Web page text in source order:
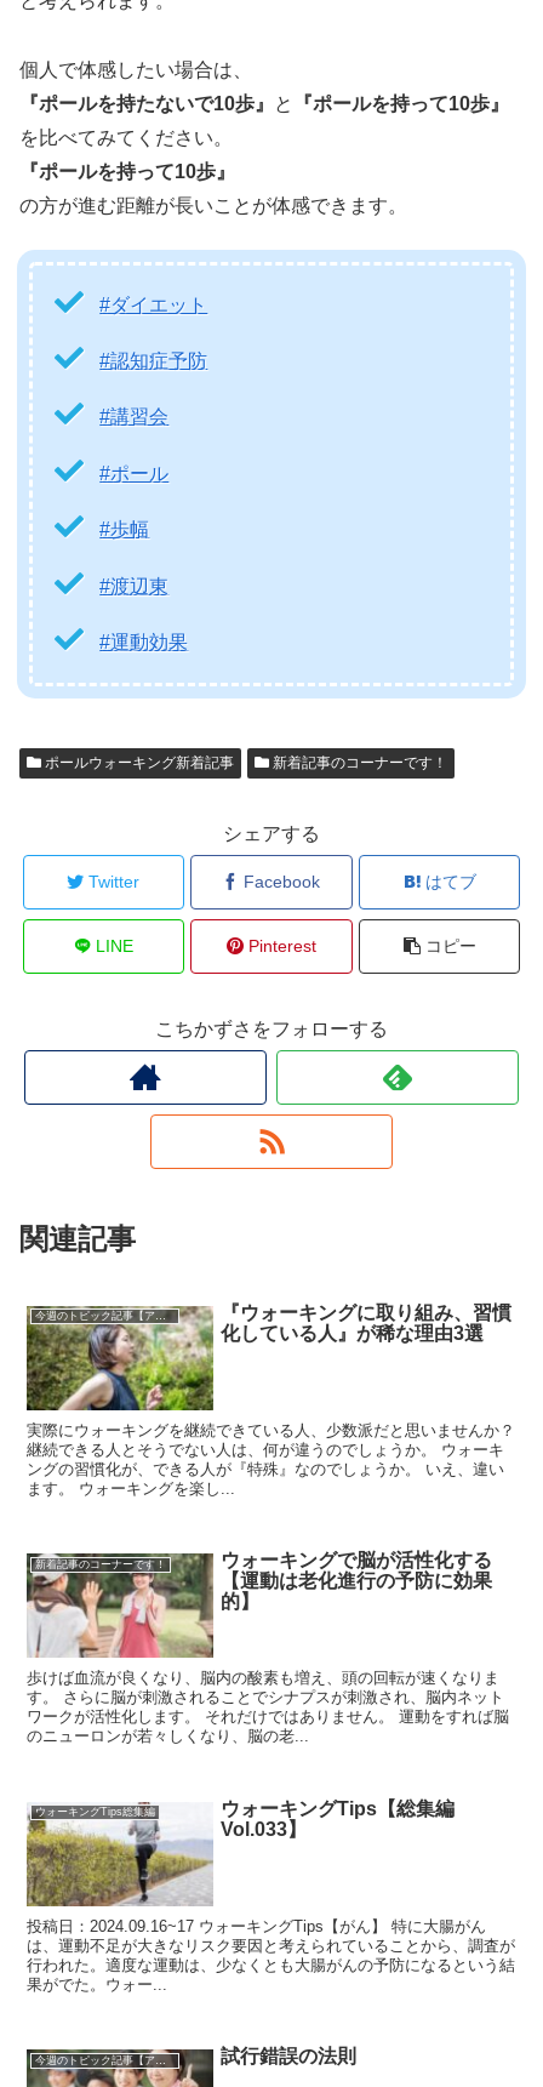
個人で体感したい場合は、
『ポールを持たないで10歩』
と
『ポールを持って10歩』
を比べてみてください。
『ポールを持って10歩』
の方が進む距離が長いことが体感できます。
#ダイエット
#認知症予防
#講習会
#ポール
#歩幅
#渡辺東
#運動効果
ポールウォーキング新着記事 新着記事のコーナーです！
シェアする
Twitter Facebook はてブ
LINE Pinterest コピー
こちかずさをフォローする
関連記事
今週のトピック記事【アーカイブ】
『ウォーキングに取り組み、習慣
化している人』が稀な理由3選
実際にウォーキングを継続できている人、少数派だと思いませんか？
継続できる人とそうでない人は、何が違うのでしょうか。 ウォーキ
ングの習慣化が、できる人が『特殊』なのでしょうか。 いえ、違い
ます。 ウォーキングを楽し...
新着記事のコーナーです！
ウォーキングで脳が活性化する
【運動は老化進行の予防に効果
的】
歩けば血流が良くなり、脳内の酸素も増え、頭の回転が速くなりま
す。 さらに脳が刺激されることでシナプスが刺激され、脳内ネット
ワークが活性化します。 それだけではありません。 運動をすれば脳
のニューロンが若々しくなり、脳の老...
ウォーキングTips総集編
ウォーキングTips【総集編
Vol.033】
投稿日：2024.09.16~17 ウォーキングTips【がん】 特に大腸がん
は、運動不足が大きなリスク要因と考えられていることから、調査が
行われた。適度な運動は、少なくとも大腸がんの予防になるという結
果がでた。ウォー...
今週のトピック記事【アーカイブ】 試行錯誤の法則